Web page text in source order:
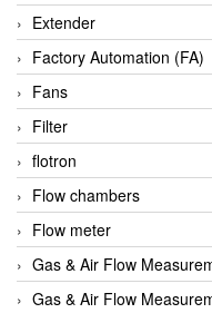
Apex Dynamics Vietnam
Apex Dynamics Vietnam
Apiste
APLISENS VietNam
Apollo Fire
Appleton
AQ Matic
Aqualabo Vietnam
Aquametro
Extender
Factory Automation (FA)
Fans
Filter
flotron
Flow chambers
Flow meter
Gas & Air Flow
Gas & Air Flow